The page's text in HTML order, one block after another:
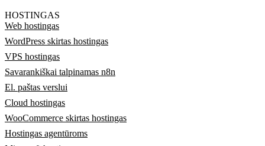
HOSTINGAS
Web hostingas
WordPress skirtas hostingas
VPS hostingas
Savarankiškai talpinamas n8n
El. paštas verslui
Cloud hostingas
WooCommerce skirtas hostingas
Hostingas agentūroms